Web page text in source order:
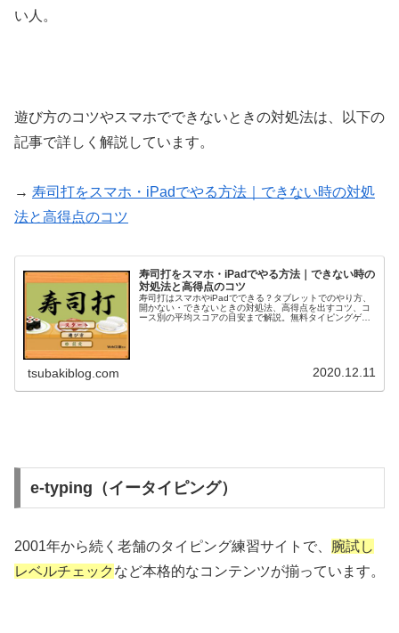
い人。
遊び方のコツやスマホでできないときの対処法は、以下の
記事で詳しく解説しています。
→ 寿司打をスマホ・iPadでやる方法｜できない時の対処
法と高得点のコツ
寿司打をスマホ・iPadでやる方法｜できない時の
対処法と高得点のコツ
寿司打はスマホやiPadでできる？タブレットでのやり方、
開かない・できないときの対処法、高得点を出すコツ、コ
ース別の平均スコアの目安まで解説。無料タイピングゲー
tsubakiblog.com 2020.12.11
e-typing（イータイピング）
2001年から続く老舗のタイピング練習サイトで、 腕試し
レベルチェック など本格的なコンテンツが揃っています。